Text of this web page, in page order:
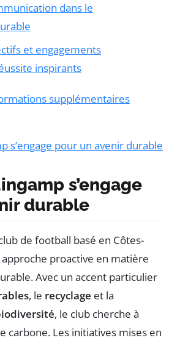
dans le
et engagements
inspirants
supplémentaires
s’engage pour un avenir durable
s’engage
durable
de football basé en Côtes-
proactive en matière
Avec un accent particulier
, le recyclage et la
, le club cherche à
carbone. Les initiatives mises en